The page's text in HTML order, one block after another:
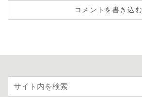
コメントを書き込む